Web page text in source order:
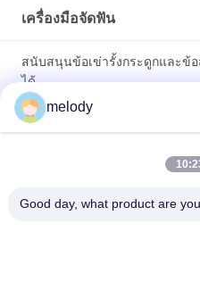
เครื่องมือจัดฟัน
สนับสนุนข้อเข่ารั้งกระดูกและข้
ได้
เครื่องมือจัดฟันและกระดูกข้อเข่า
melody
Good day, what product are